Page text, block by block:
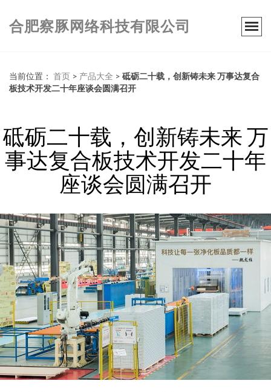
合肥察豚网络科技有限公司
当前位置： 首页 > 产品大全 > 砥砺二十载，创新铸未来 万事达复合
板技术开发二十年座谈会圆满召开
砥砺二十载，创新铸未来 万
事达复合板技术开发二十年
座谈会圆满召开